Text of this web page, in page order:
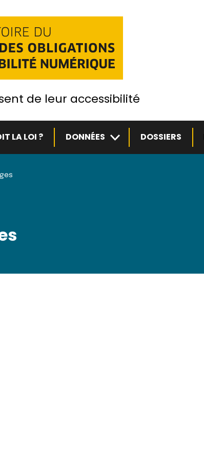
de leur accessibilité
LA LOI ? DONNÉES Sous-menuDOSSIERS